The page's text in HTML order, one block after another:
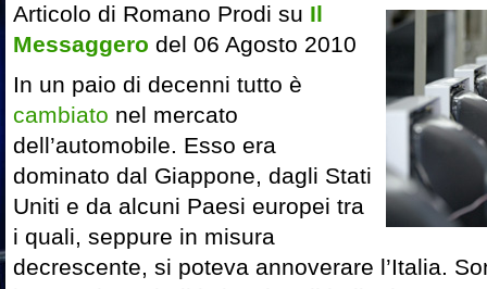
Articolo di Romano Prodi su Il
Messaggero del 06 Agosto 2010
In un paio di decenni tutto è
cambiato nel mercato
dell’automobile. Esso era
dominato dal Giappone, dagli Stati
Uniti e da alcuni Paesi europei tra
i quali, seppure in misura
decrescente, si poteva annoverare l’Italia.